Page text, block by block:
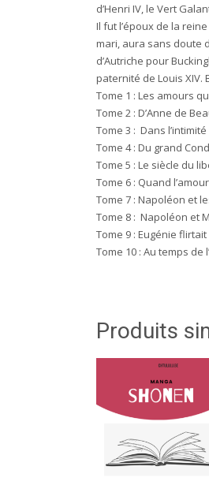
d’Henri IV, le Vert
Il fut l’époux de la
mari, aura sans doute
d’Autriche pour
paternité de Louis XIV.
Tome 1 : Les amours
Tome 2 : D’Anne de
Tome 3 : Dans
Tome 4 : Du grand
Tome 5 : Le siècle du
Tome 6 : Quand
Tome 7 : Napoléon et
Tome 8 : Napoléon et
Tome 9 : Eugénie flirtait
Tome 10 : Au temps de
Produits